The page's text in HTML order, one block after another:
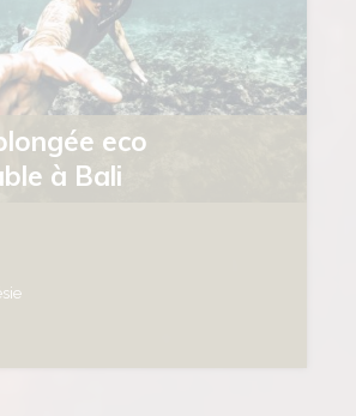
eco
à Bali